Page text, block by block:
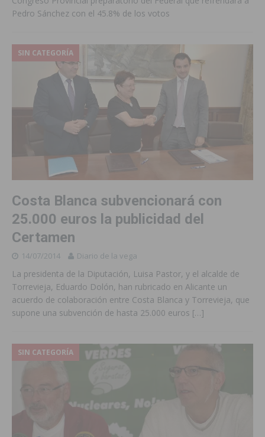
Pedro Sánchez con el 45.8% de los votos
SIN CATEGORÍA
Costa Blanca subvencionará con
25.000 euros la publicidad del
Certamen
14/07/2014 Diario de la vega
La presidenta de la Diputación, Luisa Pastor, y el alcalde de
Torrevieja, Eduardo Dolón, han rubricado en Alicante un
acuerdo de colaboración entre Costa Blanca y Torrevieja, que
supone una subvención de hasta 25.000 euros […]
SIN CATEGORÍA